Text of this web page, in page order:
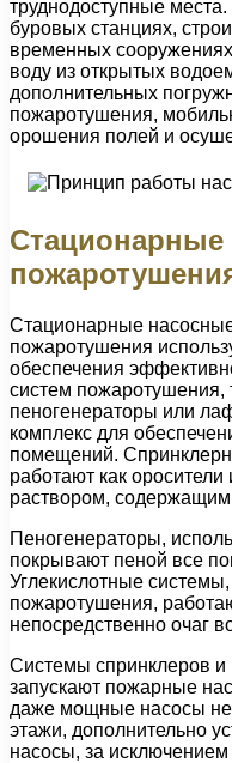
труднодоступные
буровых станциях,
временных
воду из открытых
дополнительных
пожаротушения,
орошения полей и
Стационарные
Стационарные
пожаротушения
обеспечения
систем пожаротушения,
пеногенераторы или
комплекс для
помещений.
работают как
раствором, содержащим
Пеногенераторы,
покрывают пеной все
Углекислотные
пожаротушения,
непосредственно очаг
Системы спринклеров и
запускают пожарные
даже мощные насосы не
этажи, дополнительно
насосы, за исключением